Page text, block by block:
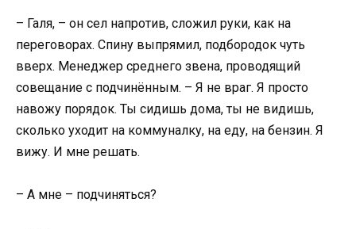
– Галя, – он сел напротив, сложил руки, как на
переговорах. Спину выпрямил, подбородок чуть
вверх. Менеджер среднего звена, проводящий
совещание с подчинённым. – Я не враг. Я просто
навожу порядок. Ты сидишь дома, ты не видишь,
сколько уходит на коммуналку, на еду, на бензин. Я
вижу. И мне решать.
– А мне – подчиняться?